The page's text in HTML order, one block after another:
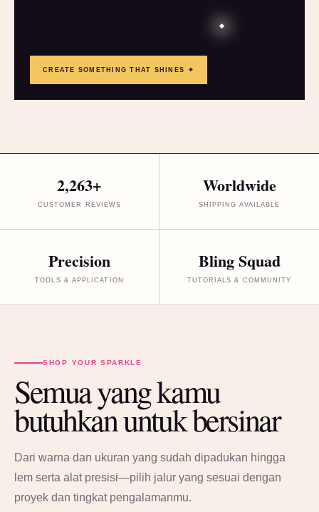
CREATE SOMETHING THAT SHINES ✦
2,263+
CUSTOMER REVIEWS
Worldwide
SHIPPING AVAILABLE
Precision
TOOLS & APPLICATION
Bling Squad
TUTORIALS & COMMUNITY
SHOP YOUR SPARKLE
Semua yang kamu
butuhkan untuk bersinar
Dari warna dan ukuran yang sudah dipadukan hingga
lem serta alat presisi—pilih jalur yang sesuai dengan
proyek dan tingkat pengalamanmu.